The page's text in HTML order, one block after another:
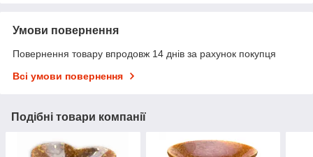
Умови повернення
Повернення товару впродовж 14 днів за рахунок покупця
Всі умови повернення
Подібні товари компанії